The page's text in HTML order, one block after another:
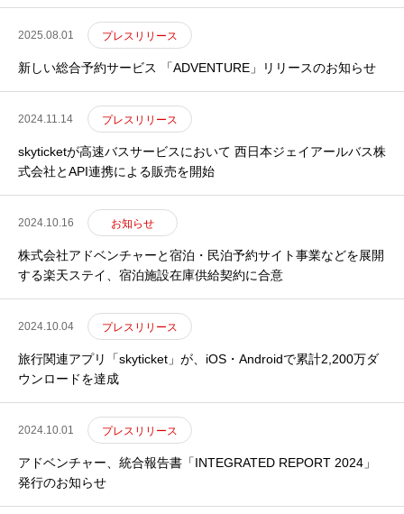
2025.08.01 プレスリリース
新しい総合予約サービス 「ADVENTURE」リリースのお知らせ
2024.11.14 プレスリリース
skyticketが高速バスサービスにおいて 西日本ジェイアールバス株
式会社とAPI連携による販売を開始
2024.10.16 お知らせ
株式会社アドベンチャーと宿泊・民泊予約サイト事業などを展開
する楽天ステイ、宿泊施設在庫供給契約に合意
2024.10.04 プレスリリース
旅行関連アプリ「skyticket」が、iOS・Androidで累計2,200万ダ
ウンロードを達成
2024.10.01 プレスリリース
アドベンチャー、統合報告書「INTEGRATED REPORT 2024」
発行のお知らせ